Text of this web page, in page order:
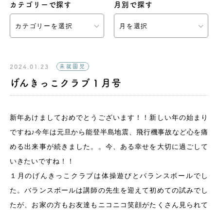
カテゴリーで探す
カテゴリーを選択
月別で探す
月を選択
2024.01.23 未就園児
げんきっこクラブ１月号
新年あけましておめでとうございます！！新しい年の始まり
ですね♪今年は元旦から能登半島地震、飛行機事故など心を痛
める出来事が続きました。。今、ある幸せを大切に過ごして
いきたいですね！！
１月のげんきっこクラブは体操遊びとバランスボールでし
た。バランスボールは講師の先生を迎えて初めての試みでし
たが、お家の方もお友達もニコニコ笑顔がたくさん見られて